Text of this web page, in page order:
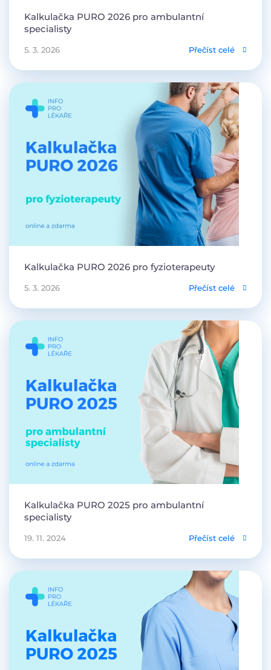
Kalkulačka PURO 2026 pro ambulantní
specialisty
5. 3. 2026 Přečíst celé
Kalkulačka PURO 2026 pro fyzioterapeuty
5. 3. 2026 Přečíst celé
Kalkulačka PURO 2025 pro ambulantní
specialisty
19. 11. 2024 Přečíst celé